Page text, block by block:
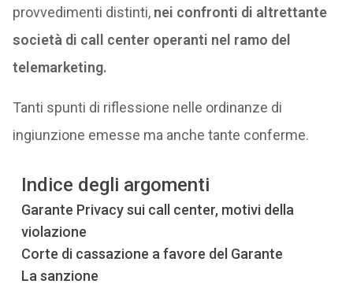
provvedimenti distinti,nei confronti di altrettante
società di call center operanti nel ramo del
telemarketing.
Tanti spunti di riflessione nelle ordinanze di
ingiunzione emesse ma anche tante conferme.
Indice degli argomenti
Garante Privacy sui call center, motivi della
violazione
Corte di cassazione a favore del Garante
La sanzione